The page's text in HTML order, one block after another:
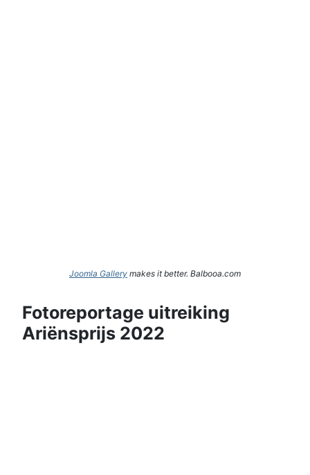
Joomla Gallery makes it better. Balbooa.com
Fotoreportage uitreiking
Ariënsprijs 2022